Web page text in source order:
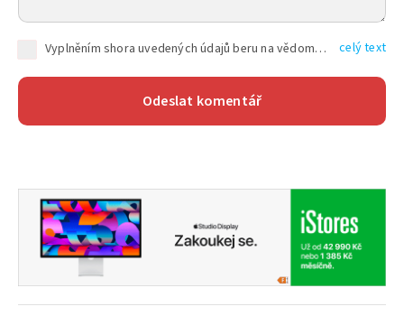
Vyplněním shora uvedených údajů beru na vědomí, že společnost TEXT FACTORY s.r.o., sídlem Brno, Durďákova 336/29, Černá Pole, PSČ: 613 00, IČ: 06157831, zapsané u Krajského soudu v Brně, oddíl C, vložka 100399, bude zpracovávat mé osobní údaje uvedené v rámci mnou vyplněného registračního formuláře na základě oprávněných zájmů TEXT FACTORY s.r.o. dle čl. 6 odst. 1 písm. f) GDPR a pro splnění právních povinností (čl. 6 odst. 1 písm. c) GDPR), a to pro tyto účely: nezbytnost zajistit oprávnění návštěvníka webových stránek provozovaných společností TEXT FACTORY s.r.o. přispívat aktivně ke zveřejněným článkům nebo v rámci diskusních fór a výkon práv TEXT FACTORY s.r.o. jako administrátora těchto diskusních fór. Více informací o zpracování osobních údajů a právech lze nalézt v celý text